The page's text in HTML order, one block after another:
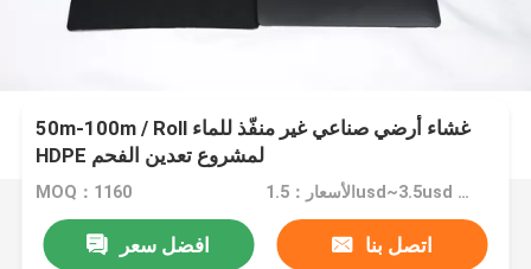
50m-100m / Roll غشاء أرضي صناعي غير منفّذ للماء
HDPE لمشروع تعدين الفحم
MOQ：1160 الأسعار：1.5usd~3.5usd per sqm
افضل سعر اتصل بنا